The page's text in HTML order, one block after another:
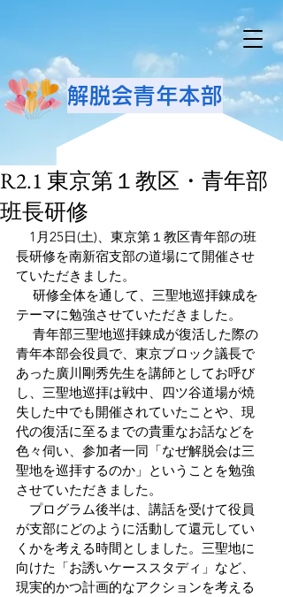
解脱会青年本部
R2.1 東京第１教区・青年部
班長研修
1月25日(土)、東京第１教区青年部の班
長研修を南新宿支部の道場にて開催させ
ていただきました。
テーマに勉強させていただきました。
青年本部会役員で、東京ブロック議長で
あった廣川剛秀先生を講師としてお呼び
し、三聖地巡拝は戦中、四ツ谷道場が焼
失した中でも開催されていたことや、現
代の復活に至るまでの貴重なお話などを
色々伺い、参加者一同「なぜ解脱会は三
聖地を巡拝するのか」ということを勉強
させていただきました。
プログラム後半は、講話を受けて役員
が支部にどのように活動して還元してい
くかを考える時間としました。三聖地に
向けた「お誘いケーススタディ」など、
現実的かつ計画的なアクションを考える